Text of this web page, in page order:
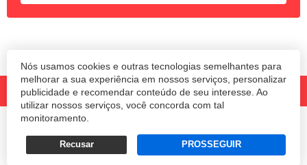
Nós usamos cookies e outras tecnologias semelhantes para
melhorar a sua experiência em nossos serviços, personalizar
publicidade e recomendar conteúdo de seu interesse. Ao
utilizar nossos serviços, você concorda com tal
monitoramento.
Recusar PROSSEGUIR
Termos e Políticas de Uso Privacidade